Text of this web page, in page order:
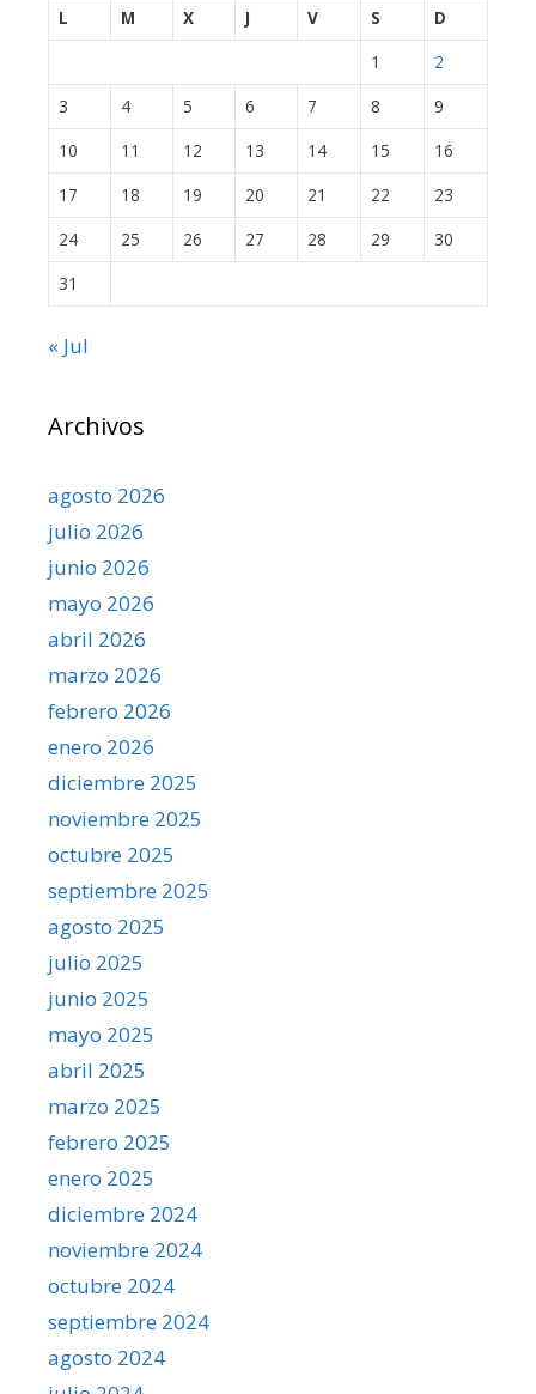
L
M X J V S
D
1
2
3
4 5 6 7 8
9
10
11 12 13 14 15
16
17
18 19 20 21 22
23
24
25 26 27 28 29
30
31
« Jul
Archivos
agosto 2026
julio 2026
junio 2026
mayo 2026
abril 2026
marzo 2026
febrero 2026
enero 2026
diciembre 2025
noviembre 2025
octubre 2025
septiembre 2025
agosto 2025
julio 2025
junio 2025
mayo 2025
abril 2025
marzo 2025
febrero 2025
enero 2025
diciembre 2024
noviembre 2024
octubre 2024
septiembre 2024
agosto 2024